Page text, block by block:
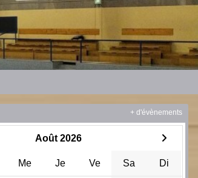
Août 2026
Me Je Ve Sa Di
+ d'évènements